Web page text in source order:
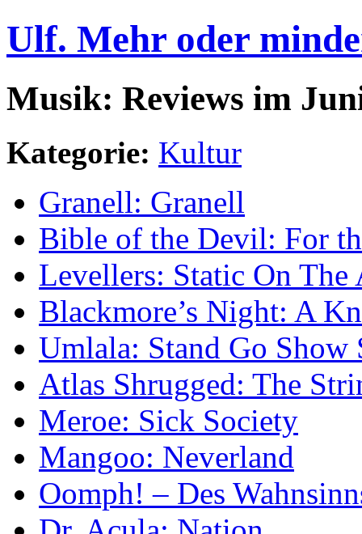
Ulf. Mehr oder
Musik: Reviews im
Kategorie: Kultur
Granell: Granell
Bible of the Devil: For
Levellers: Static On The
Blackmore’s Night: A
Umlala: Stand Go Show
Atlas Shrugged: The
Meroe: Sick Society
Mangoo: Neverland
Oomph! – Des